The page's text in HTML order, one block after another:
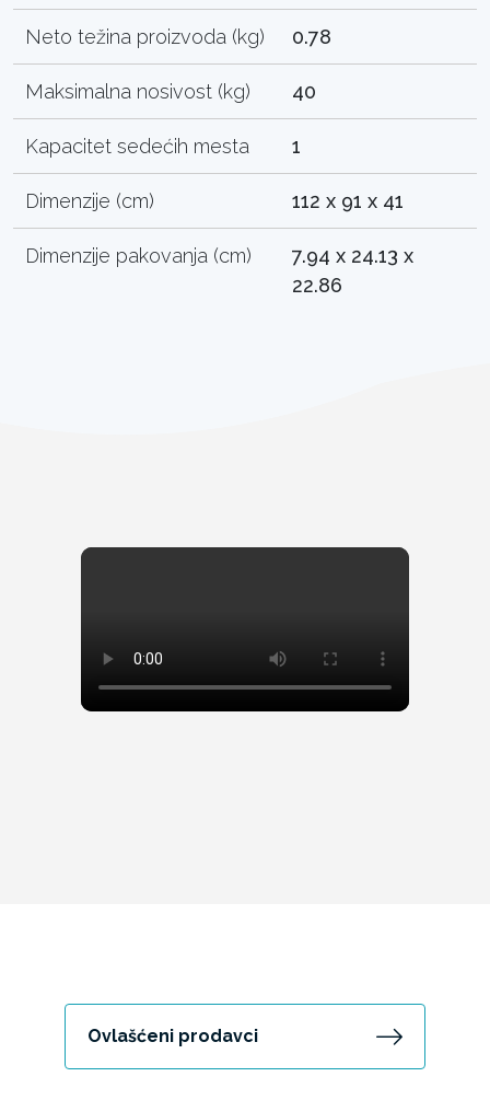
Neto težina proizvoda (kg) 0.78
Maksimalna nosivost (kg) 40
Kapacitet sedećih mesta 1
Dimenzije (cm) 112 x 91 x 41
Dimenzije pakovanja (cm)
7.94 x 24.13 x
22.86
Ovlašćeni prodavci